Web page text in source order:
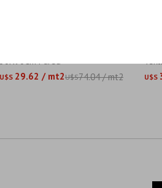
30X90Cm Pared
U$S 29.62 / mt2U$S74.04 / mt2 U$S